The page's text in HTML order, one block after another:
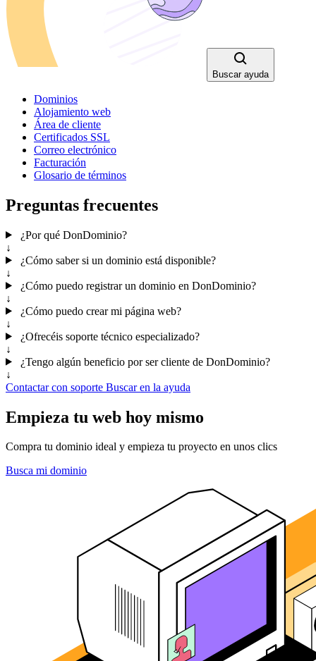
Buscar ayuda
Dominios
Alojamiento web
Área de cliente
Certificados SSL
Correo electrónico
Facturación
Glosario de términos
Preguntas frecuentes
¿Por qué DonDominio?
↓
¿Cómo saber si un dominio está disponible?
↓
¿Cómo puedo registrar un dominio en DonDominio?
↓
¿Cómo puedo crear mi página web?
↓
¿Ofrecéis soporte técnico especializado?
↓
¿Tengo algún beneficio por ser cliente de DonDominio?
↓
Contactar con soporte Buscar en la ayuda
Empieza tu web hoy mismo
Compra tu dominio ideal y empieza tu proyecto en unos clics
Busca mi dominio